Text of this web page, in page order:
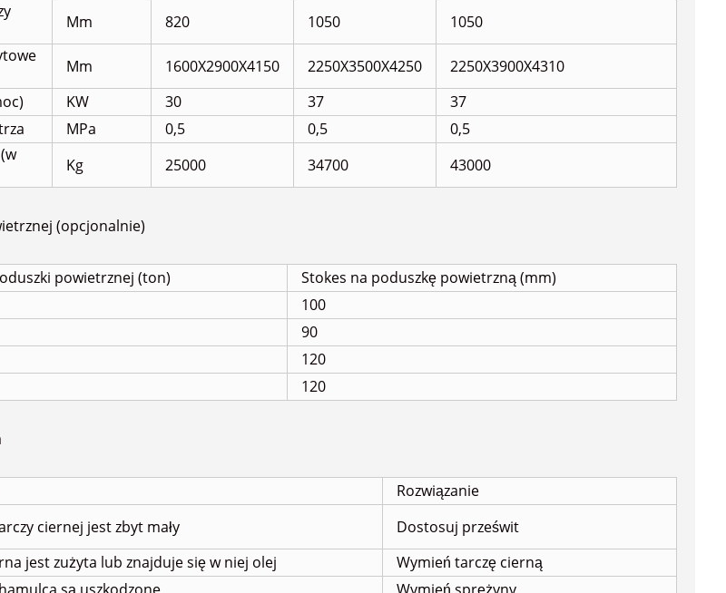
Mm 820 1050 1050
Mm 1600X2900X4150 2250X3500X4250 2250X3900X4310
KW 30 37
37
MPa 0,5 0,5
0,5
Kg 25000 34700 43000
(opcjonalnie)
powietrznej (ton)
Stokes na poduszkę powietrzną (mm)
100
90
120
120
Rozwiązanie
ciernej jest zbyt mały Dostosuj prześwit
jest zużyta lub znajduje się w niej olej
Wymień tarczę cierną